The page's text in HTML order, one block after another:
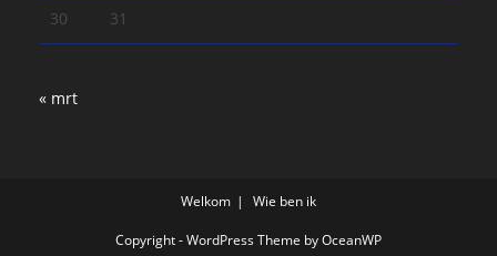
30 31
« mrt
Welkom Wie ben ik
Copyright - WordPress Theme by OceanWP